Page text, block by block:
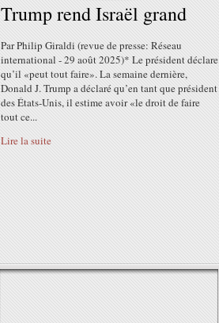
Trump rend Israël grand
Par Philip Giraldi (revue de presse: Réseau
international - 29 août 2025)* Le président déclare
qu’il «peut tout faire». La semaine dernière,
Donald J. Trump a déclaré qu’en tant que président
des États-Unis, il estime avoir «le droit de faire
tout ce...
Lire la suite